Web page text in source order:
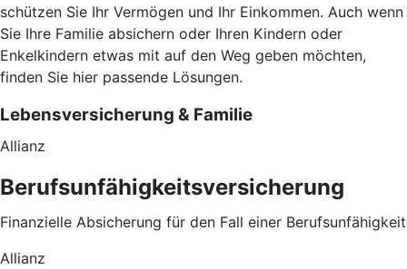
schützen Sie Ihr Vermögen und Ihr Einkommen. Auch wenn
Sie Ihre Familie absichern oder Ihren Kindern oder
Enkelkindern etwas mit auf den Weg geben möchten,
finden Sie hier passende Lösungen.
Lebensversicherung & Familie
Allianz
Berufsunfähigkeitsversicherung
Finanzielle Absicherung für den Fall einer Berufsunfähigkeit
Allianz